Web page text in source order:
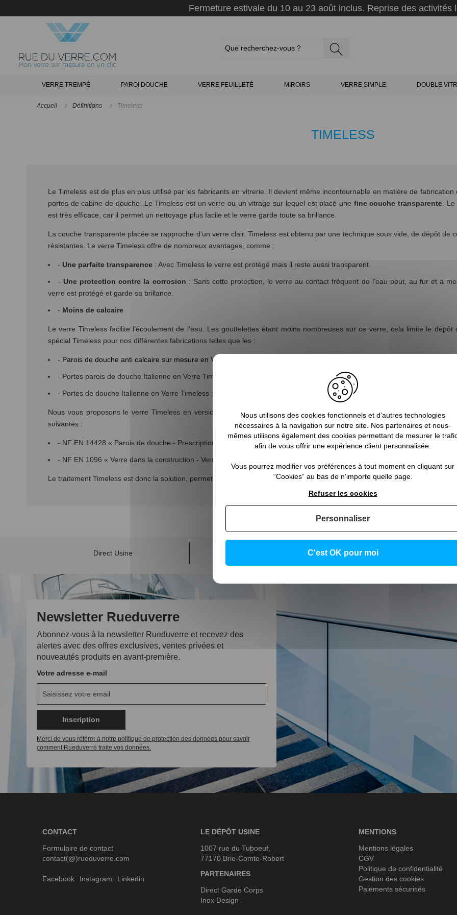
Fermeture estivale du 10 au 23 août inclus. Reprise des activités
VERRE TREMPÉ PAROI DOUCHE VERRE FEUILLETÉ MIROIRS VERRE SIMPLE DOUBLE
Accueil Définitions Timeless
TIMELESS
Le Timeless est de plus en plus utilisé par les fabricants en vitrerie. Il devient même incontournable en matière de fabrication
portes de cabine de douche. Le Timeless est un verre ou un vitrage sur lequel est placé une fine couche transparente. Le
est très efficace, car il permet un nettoyage plus facile et le verre garde toute sa brillance.
La couche transparente placée se rapproche d’un verre clair. Timeless est obtenu par une technique sous vide, de dépôt de
résistantes. Le verre Timeless offre de nombreux avantages, comme :
- Une parfaite transparence : Avec Timeless le verre est protégé mais il reste aussi transparent.
- Une protection contre la corrosion : Sans cette protection, le verre au contact fréquent de l’eau peut, au fur et à
verre est protégé et garde sa brillance.
- Moins de calcaire
Le verre Timeless facilite l’écoulement de l’eau. Les gouttelettes étant moins nombreuses sur ce verre, cela limite le
spécial Timeless pour nos différentes fabrications telles que les :
- Parois de douche anti calcaire sur mesure en Verre Timeless
- Portes parois de douche Italienne en Verre Timeless ;
- Portes de douche Italienne en Verre Timeless ;
Nous vous proposons le verre Timeless en version claire ou extra-claire avec une épaisseur variante. En matière
suivantes :
- NF EN 14428 « Parois de douche - Prescriptions fonctionnelles et méthodes d'essai»
- NF EN 1096 « Verre dans la construction - Verre à couche ».
Le traitement Timeless est donc la solution, permettant au verre de conserver à la fois sa transparence, sa propreté et sa
Direct Usine
Newsletter Rueduverre
Abonnez-vous à la newsletter Rueduverre et recevez des
alertes avec des offres exclusives, ventes privées et
nouveautés produits en avant-première.
Votre adresse e-mail
Inscription
Merci de vous référer à notre politique de protection des données pour savoir
comment Rueduverre traite vos données.
CONTACT
Formulaire de contact
contact(@)rueduverre.com
Facebook Instagram Linkedin
LE DÉPÔT USINE
1007 rue du Tuboeuf,
77170 Brie-Comte-Robert
PARTENAIRES
Direct Garde Corps
Inox Design
MENTIONS
Mentions légales
CGV
Politique de confidentialité
Gestion des cookies
Paiements sécurisés
Nous utilisons des cookies fonctionnels et d’autres technologies
nécessaires à la navigation sur notre site. Nos partenaires et nous-
mêmes utilisons également des cookies permettant de mesurer le
afin de vous offrir une expérience client personnalisée.
Vous pourrez modifier vos préférences à tout moment en cliquant sur
“Cookies” au bas de n'importe quelle page.
C'est OK pour moi
Refuser les cookies
Personnaliser